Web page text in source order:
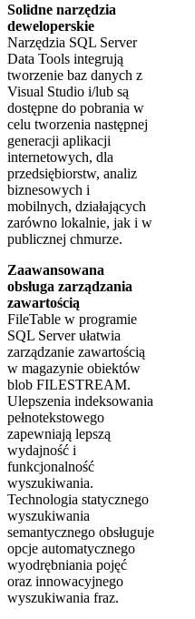
Solidne narzędzia
deweloperskie
Narzędzia SQL Server
Data Tools integrują
tworzenie baz danych z
Visual Studio i/lub są
dostępne do pobrania w
celu tworzenia następnej
generacji aplikacji
internetowych, dla
przedsiębiorstw, analiz
biznesowych i
mobilnych, działających
zarówno lokalnie, jak i w
publicznej chmurze.
Zaawansowana
obsługa zarządzania
zawartością
FileTable w programie
SQL Server ułatwia
zarządzanie zawartością
w magazynie obiektów
blob FILESTREAM.
Ulepszenia indeksowania
pełnotekstowego
zapewniają lepszą
wydajność i
funkcjonalność
wyszukiwania.
Technologia statycznego
wyszukiwania
semantycznego obsługuje
opcje automatycznego
wyodrębniania pojęć
oraz innowacyjnego
wyszukiwania fraz.